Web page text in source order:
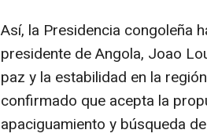
Así, la Presidencia congoleña
presidente de Angola, Joao
paz y la estabilidad en la
confirmado que acepta la
apaciguamiento y búsqueda